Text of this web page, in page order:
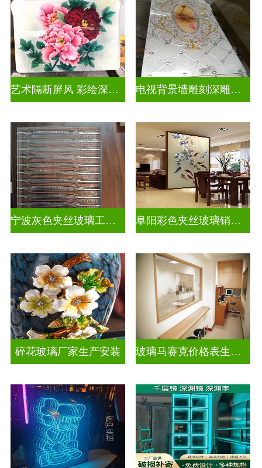
艺术隔断屏风 彩绘深雕浮雕玻璃 电视背景墙雕刻深雕双面效果
宁波灰色夹丝玻璃工厂招聘 阜阳彩色夹丝玻璃销售电话
碎花玻璃厂家生产安装 玻璃马赛克价格表生产电话